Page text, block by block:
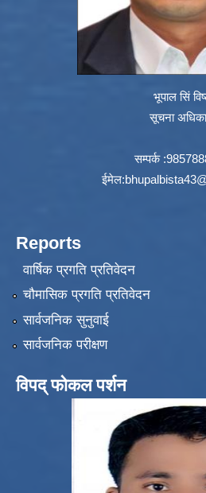
भूपाल सिं
सूचना
सम्पर्क
ईमेल:
Reports
वार्षिक प्रगति प्रतिवेदन
चौमासिक प्रगति प्रतिवेदन
सार्वजनिक सुनुवाई
सार्वजनिक परीक्षण
विपद् फोकल पर्शन